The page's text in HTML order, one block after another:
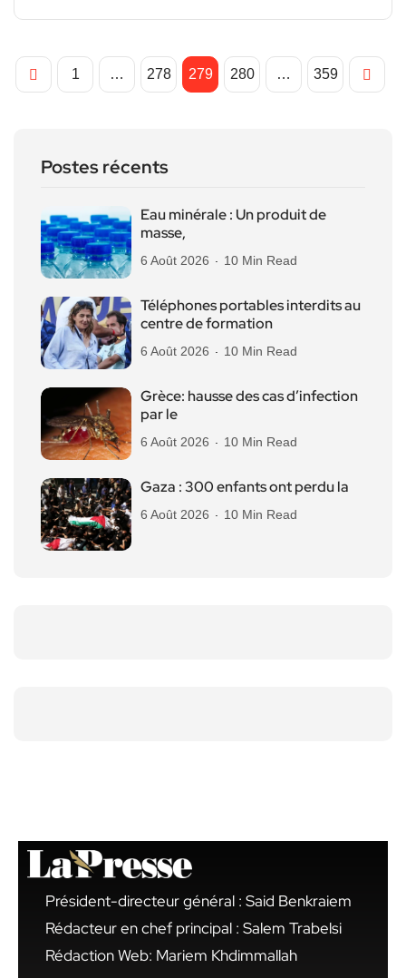
1 … 278 279 280 … 359
Postes récents
Eau minérale : Un produit de
masse,
6 Août 2026 10 Min Read
Téléphones portables interdits au
centre de formation
6 Août 2026 10 Min Read
Grèce: hausse des cas d’infection
par le
6 Août 2026 10 Min Read
Gaza : 300 enfants ont perdu la
6 Août 2026 10 Min Read
Président-directeur général : Said Benkraiem
Rédacteur en chef principal : Salem Trabelsi
Rédaction Web: Mariem Khdimmallah